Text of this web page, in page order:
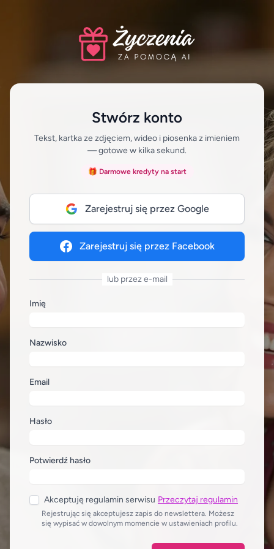
Stwórz konto
Tekst, kartka ze zdjęciem, wideo i piosenka z imieniem
— gotowe w kilka sekund.
🎁 Darmowe kredyty na start
Zarejestruj się przez Google
Zarejestruj się przez Facebook
lub przez e-mail
Imię
Nazwisko
Email
Hasło
Potwierdź hasło
Akceptuję regulamin serwisu Przeczytaj regulamin
Rejestrując się akceptujesz zapis do newslettera. Możesz
się wypisać w dowolnym momencie w ustawieniach profilu.